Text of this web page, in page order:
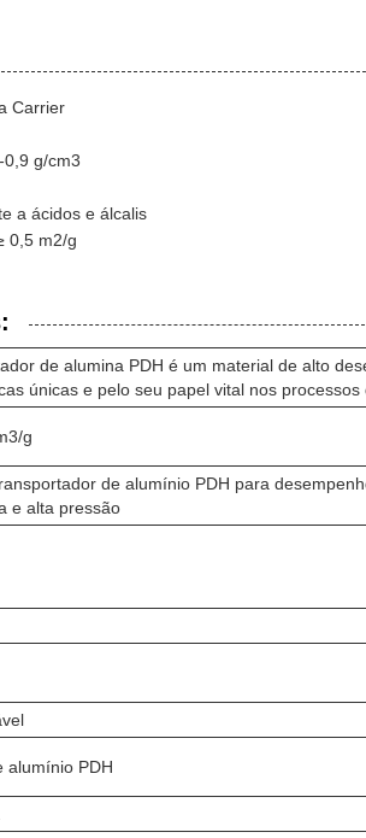
Carrier
g/cm3
a ácidos e álcalis
0,5 m2/g
de alumina PDH é um material de alto
únicas e pelo seu papel vital nos processos
g
de alumínio PDH para
e alta pressão
alumínio PDH